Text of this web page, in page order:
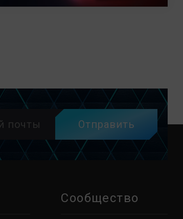
Отправить
Сообщество